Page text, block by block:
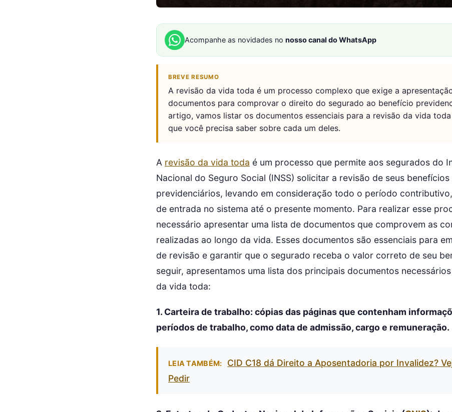
Acompanhe as novidades no nosso canal do WhatsApp
BREVE RESUMO
A revisão da vida toda é um processo complexo que exige a
documentos para comprovar o direito do segurado ao benefício
artigo, vamos listar os documentos essenciais para a revisão da vida
que você precisa saber sobre cada um deles.
A revisão da vida toda é um processo que permite aos segurados do
Nacional do Seguro Social (INSS) solicitar a revisão de seus benefícios
previdenciários, levando em consideração todo o período
de entrada no sistema até o presente momento. Para realizar esse
necessário apresentar uma lista de documentos que comprovem as
realizadas ao longo da vida. Esses documentos são essenciais para
de revisão e garantir que o segurado receba o valor correto de seu
seguir, apresentamos uma lista dos principais documentos
da vida toda:
1. Carteira de trabalho: cópias das páginas que contenham
períodos de trabalho, como data de admissão, cargo e remuneração.
LEIA TAMBÉM:
CID C18 dá Direito a Aposentadoria por Invalidez?
Pedir